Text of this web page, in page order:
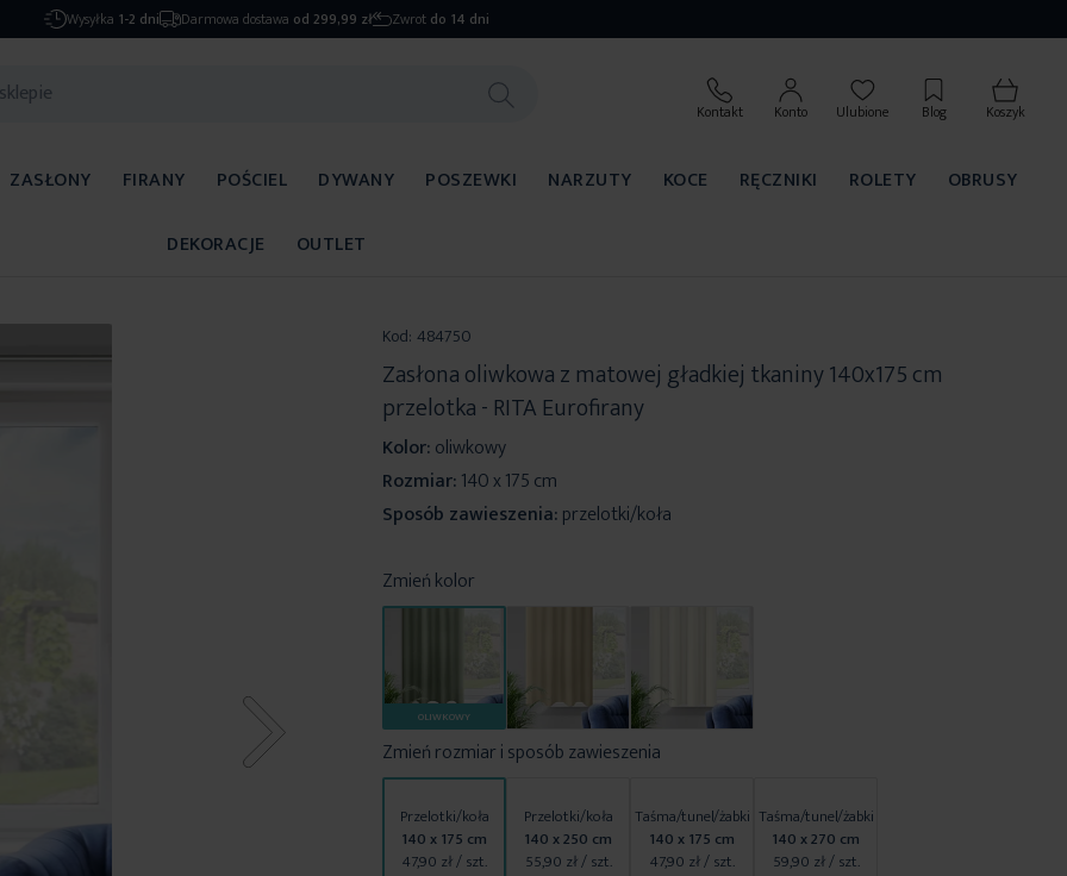
Wysyłka 1-2 dni Darmowa dostawa od 299,99 zł Zwrot do 14 dni
Kontakt Konto Ulubione Blog Koszyk
ZASŁONY FIRANY POŚCIEL DYWANY POSZEWKI NARZUTY KOCE RĘCZNIKI ROLETY
OBRUSY
DEKORACJE
OUTLET
Kod: 484750
Zasłona oliwkowa z matowej gładkiej tkaniny 140x175 cm
przelotka - RITA Eurofirany
Kolor:oliwkowy
Rozmiar:140 x 175 cm
Sposób zawieszenia:przelotki/koła
Zmień kolor
OLIWKOWY
Zmień rozmiar i sposób zawieszenia
Przelotki/koła
140 x 175 cm
47,90 zł/ szt.
Przelotki/koła
140 x 250 cm
55,90 zł/ szt.
Taśma/tunel/żabki
140 x 175 cm
47,90 zł/ szt.
Taśma/tunel/żabki
140 x 270 cm
59,90 zł/ szt.